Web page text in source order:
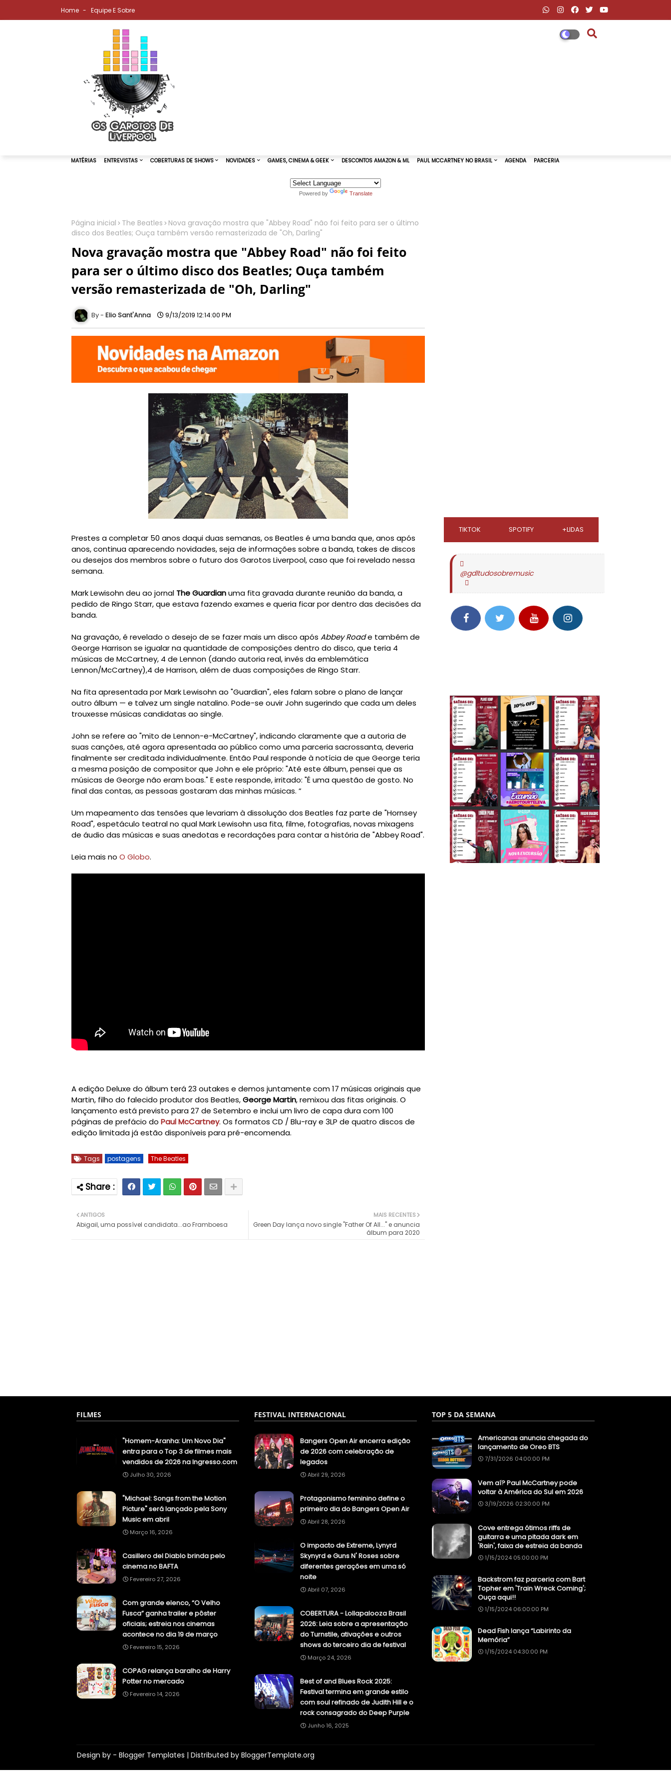
Home Equipe E Sobre
Powered by Translate
Página inicial The Beatles
Nova gravação mostra que "Abbey Road" não foi feito para ser o último
disco dos Beatles; Ouça também versão remasterizada de "Oh, Darling"
Nova gravação mostra que "Abbey Road" não foi feito
para ser o último disco dos Beatles; Ouça também
versão remasterizada de "Oh, Darling"
Elio Sant'Anna 9/13/2019 12:14:00 PM
Prestes a completar 50 anos daqui duas semanas, os Beatles é uma banda que, anos após
anos, continua aparecendo novidades, seja de informações sobre a banda, takes de discos
ou desejos dos membros sobre o futuro dos Garotos Liverpool, caso que foi revelado nessa
semana.
Mark Lewisohn deu ao jornal The Guardianuma fita gravada durante reunião da banda, a
pedido de Ringo Starr, que estava fazendo exames e queria ficar por dentro das decisões da
banda.
Na gravação, é revelado o desejo de se fazer mais um disco após Abbey Roade também de
George Harrison se igualar na quantidade de composições dentro do disco, que teria 4
músicas de McCartney, 4 de Lennon (dando autoria real, invés da emblemática
Lennon/McCartney),4 de Harrison, além de duas composições de Ringo Starr.
Na fita apresentada por Mark Lewisohn ao "Guardian", eles falam sobre o plano de lançar
outro álbum — e talvez um single natalino. Pode-se ouvir John sugerindo que cada um deles
trouxesse músicas candidatas ao single.
John se refere ao "mito de Lennon-e-McCartney", indicando claramente que a autoria de
suas canções, até agora apresentada ao público como uma parceria sacrossanta, deveria
finalmente ser creditada individualmente. Então Paul responde à notícia de que George teria
a mesma posição de compositor que John e ele próprio: "Até este álbum, pensei que as
músicas de George não eram boas." E este responde, irritado: "É uma questão de gosto. No
final das contas, as pessoas gostaram das minhas músicas. ”
Um mapeamento das tensões que levariam à dissolução dos Beatles faz parte de "Hornsey
Road", espetáculo teatral no qual Mark Lewisohn usa fita, filme, fotografias, novas mixagens
de áudio das músicas e suas anedotas e recordações para contar a história de "Abbey Road".
Leia mais no O Globo.
A edição Deluxe do álbum terá 23 outakes e demos juntamente com 17 músicas originais que
Martin, filho do falecido produtor dos Beatles,George Martin, remixou das fitas originais. O
lançamento está previsto para 27 de Setembro e inclui um livro de capa dura com 100
páginas de prefácio do Paul McCartney. Os formatos CD / Blu-ray e 3LP de quatro discos de
edição limitada já estão disponíveis para pré-encomenda.
Tags postagens The Beatles
MAIS RECENTES
Green Day lança novo single "Father Of All..." e anuncia
álbum para 2020
ANTIGOS
Abigail, uma possível candidata...ao Framboesa
TIKTOK SPOTIFY +LIDAS
@gdltudosobremusic
FILMES
"Homem-Aranha: Um Novo Dia"
entra para o Top 3 de filmes mais
vendidos de 2026 na Ingresso.com
Julho 30, 2026
"Michael: Songs from the Motion
Picture" será lançado pela Sony
Music em abril
Março 16, 2026
Casillero del Diablo brinda pelo
cinema no BAFTA
Fevereiro 27, 2026
Com grande elenco, “O Velho
Fusca” ganha trailer e pôster
oficiais; estreia nos cinemas
acontece no dia 19 de março
Fevereiro 15, 2026
COPAG relança baralho de Harry
Potter no mercado
Fevereiro 14, 2026
FESTIVAL INTERNACIONAL
Bangers Open Air encerra edição
de 2026 com celebração de
legados
Abril 29, 2026
Protagonismo feminino define o
primeiro dia do Bangers Open Air
Abril 28, 2026
O impacto de Extreme, Lynyrd
Skynyrd e Guns N' Roses sobre
diferentes gerações em uma só
noite
Abril 07, 2026
COBERTURA - Lollapalooza Brasil
2026: Leia sobre a apresentação
do Turnstile, ativações e outros
shows do terceiro dia de festival
Março 24, 2026
Best of and Blues Rock 2025:
Festival termina em grande estilo
com soul refinado de Judith Hill e o
rock consagrado do Deep Purple
Junho 16, 2025
TOP 5 DA SEMANA
Americanas anuncia chegada do
lançamento de Oreo BTS
7/31/2026 04:00:00 PM
Vem aí? Paul McCartney pode
voltar à América do Sul em 2026
3/19/2026 02:30:00 PM
Cove entrega ótimos riffs de
guitarra e uma pitada dark em
'Rain', faixa de estreia da banda
1/15/2024 05:00:00 PM
Backstrom faz parceria com Bart
Topher em 'Train Wreck Coming';
Ouça aqui!!
1/15/2024 06:00:00 PM
Dead Fish lança “Labirinto da
Memória”
1/15/2024 04:30:00 PM
Design by - Blogger Templates | Distributed by BloggerTemplate.org